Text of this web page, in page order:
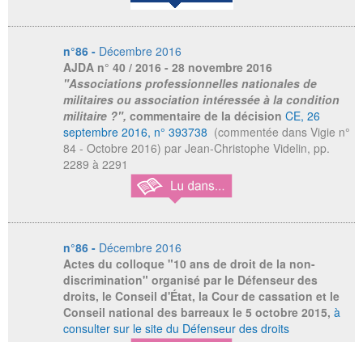
n°86 - Décembre 2016
AJDA n° 40 / 2016 - 28 novembre 2016
"Associations professionnelles nationales de
militaires ou association intéressée à la condition
militaire ?", commentaire de la décision CE, 26
septembre 2016, n° 393738 (commentée dans Vigie n°
84 - Octobre 2016) par Jean-Christophe Videlin, pp.
2289 à 2291
n°86 - Décembre 2016
Actes du colloque "10 ans de droit de la non-
discrimination" organisé par le Défenseur des
droits, le Conseil d'État, la Cour de cassation et le
Conseil national des barreaux le 5 octobre 2015, à
consulter sur le site du Défenseur des droits